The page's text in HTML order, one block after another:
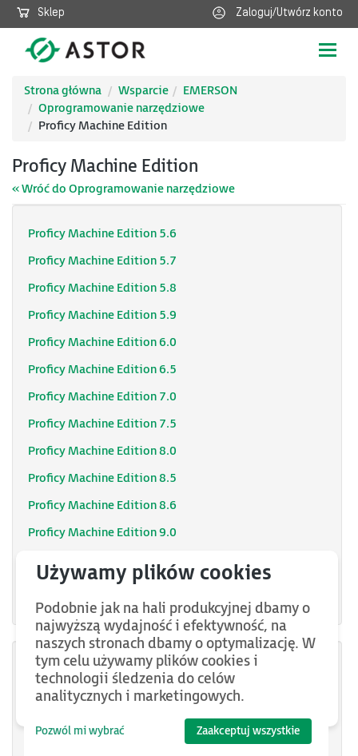
Sklep Zaloguj/Utwórz konto
Strona główna
Wsparcie
EMERSON
Oprogramowanie narzędziowe
Proficy Machine Edition
Proficy Machine Edition
« Wróć do Oprogramowanie narzędziowe
Proficy Machine Edition 5.6
Proficy Machine Edition 5.7
Proficy Machine Edition 5.8
Proficy Machine Edition 5.9
Proficy Machine Edition 6.0
Proficy Machine Edition 6.5
Proficy Machine Edition 7.0
Proficy Machine Edition 7.5
Proficy Machine Edition 8.0
Proficy Machine Edition 8.5
Proficy Machine Edition 8.6
Proficy Machine Edition 9.0
PAC Machine Edition 9.7
IC646MPP005
IC646MPP001
IC646MPPU01
Podobnie jak na hali produkcyjnej dbamy o
najwyższą wydajność i efektywność, na
naszych stronach dbamy o optymalizację. W
tym celu używamy plików cookies i
technologii śledzenia do celów
analitycznych i marketingowych.
Pozwól mi wybrać Zaakceptuj wszystkie